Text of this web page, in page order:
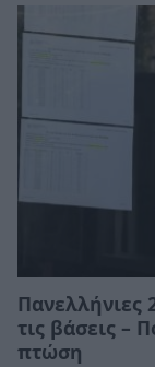
Πανελλήνιες
τις βάσεις –
πτώση